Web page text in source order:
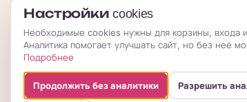
Настройки cookies
Необходимые cookies нужны для корзины, входа
Аналитика помогает улучшать сайт, но без неё
Подробнее
Продолжить без аналитики Разрешить